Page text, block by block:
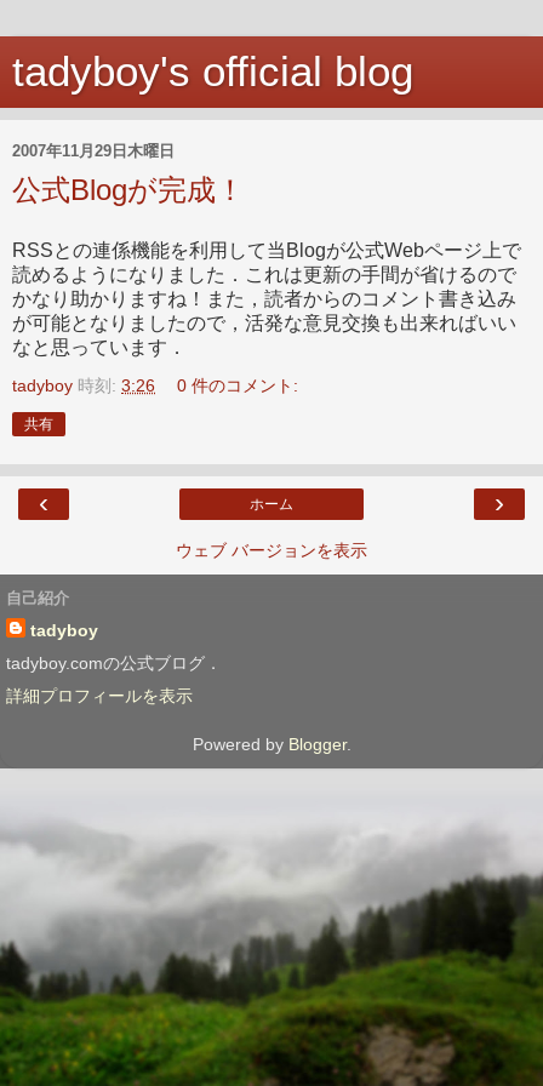
tadyboy's official blog
2007年11月29日木曜日
公式Blogが完成！
RSSとの連係機能を利用して当Blogが公式Webページ上で
読めるようになりました．これは更新の手間が省けるので
かなり助かりますね！また，読者からのコメント書き込み
が可能となりましたので，活発な意見交換も出来ればいい
なと思っています．
tadyboy 時刻: 3:26 0 件のコメント:
共有
‹ ›
ホーム
ウェブ バージョンを表示
自己紹介
tadyboy
tadyboy.comの公式ブログ．
詳細プロフィールを表示
Powered by Blogger.